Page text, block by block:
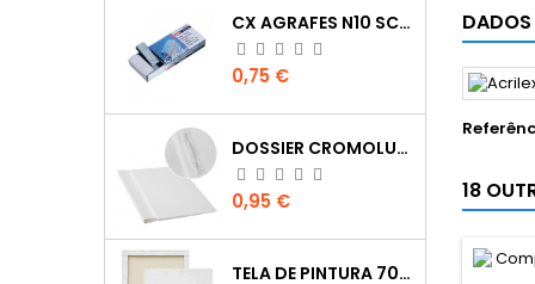
CX AGRAFES N10 SCRIVA
Preço
0,75 €
DOSSIER CROMOLUX A4 COM FERRAGEM
Preço
0,95 €
TELA DE PINTURA 70X100
18